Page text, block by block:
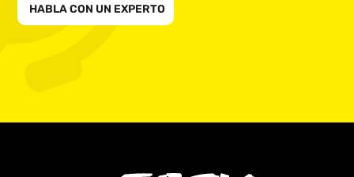
HABLA CON UN EXPERTO